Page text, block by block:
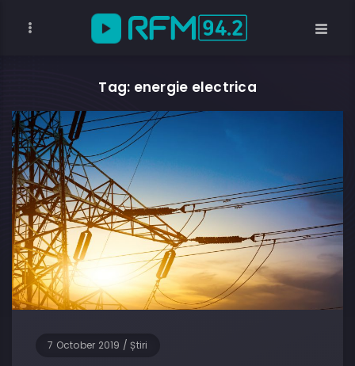
Tag: energie electrica
7 October 2019 /Știri